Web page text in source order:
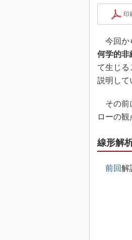
印
今回か
何学的非
て生じる
説明して
その前
ローの観
線形解
前回解